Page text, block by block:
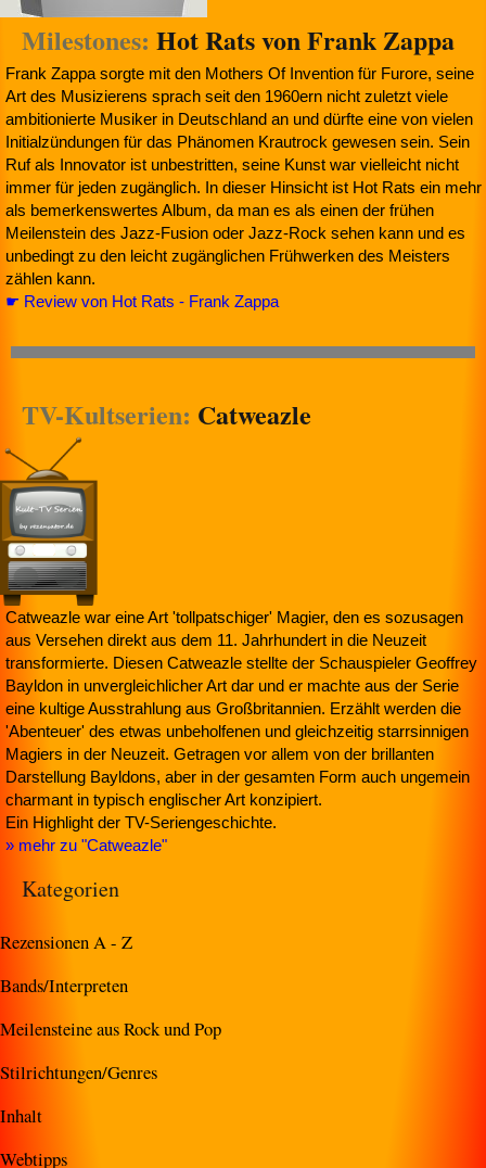
Milestones: Hot Rats von Frank Zappa
Frank Zappa sorgte mit den Mothers Of Invention für Furore, seine
Art des Musizierens sprach seit den 1960ern nicht zuletzt viele
ambitionierte Musiker in Deutschland an und dürfte eine von vielen
Initialzündungen für das Phänomen Krautrock gewesen sein. Sein
Ruf als Innovator ist unbestritten, seine Kunst war vielleicht nicht
immer für jeden zugänglich. In dieser Hinsicht ist Hot Rats ein mehr
als bemerkenswertes Album, da man es als einen der frühen
Meilenstein des Jazz-Fusion oder Jazz-Rock sehen kann und es
unbedingt zu den leicht zugänglichen Frühwerken des Meisters
zählen kann.
☛ Review von Hot Rats - Frank Zappa
TV-Kultserien: Catweazle
Catweazle war eine Art 'tollpatschiger' Magier, den es sozusagen
aus Versehen direkt aus dem 11. Jahrhundert in die Neuzeit
transformierte. Diesen Catweazle stellte der Schauspieler Geoffrey
Bayldon in unvergleichlicher Art dar und er machte aus der Serie
eine kultige Ausstrahlung aus Großbritannien. Erzählt werden die
'Abenteuer' des etwas unbeholfenen und gleichzeitig starrsinnigen
Magiers in der Neuzeit. Getragen vor allem von der brillanten
Darstellung Bayldons, aber in der gesamten Form auch ungemein
charmant in typisch englischer Art konzipiert.
Ein Highlight der TV-Seriengeschichte.
» mehr zu "Catweazle"
Kategorien
Rezensionen A - Z
Bands/Interpreten
Meilensteine aus Rock und Pop
Stilrichtungen/Genres
Inhalt
Webtipps